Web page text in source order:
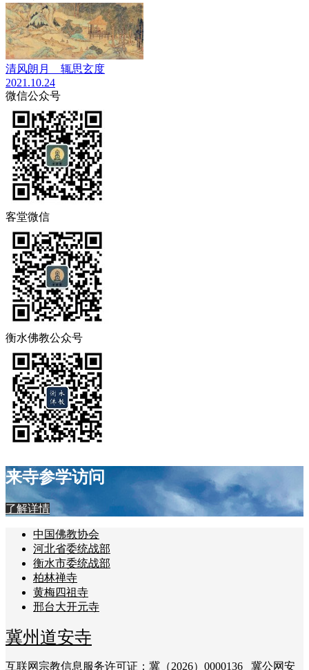
清风朗月 辄思玄度
2021.10.24
微信公众号
客堂微信
衡水佛教公众号
来寺参学访问
了解详情
中国佛教协会
河北省委统战部
衡水市委统战部
柏林禅寺
黄梅四祖寺
邢台大开元寺
冀州道安寺
互联网宗教信息服务许可证：冀（2026）0000136 冀公网安